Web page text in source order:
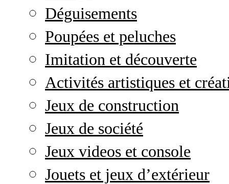
Déguisements
Poupées et peluches
Imitation et découverte
Activités artistiques et
Jeux de construction
Jeux de société
Jeux videos et console
Jouets et jeux d’extérieur